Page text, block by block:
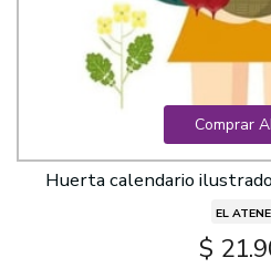
Comprar
Huerta calendario
EL
$